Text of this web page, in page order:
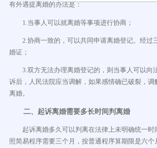
有外遇提离婚的办法是：
1.当事人可以就离婚等事项进行协商；
2.协商一致的，可以共同申请离婚登记。经过
婚证；
3.双方无法办理离婚登记的，则当事人可以向
诉后，人民法院应当调解，如果感情确已破裂，调
离婚。
二、起诉离婚需要多长时间判离婚
起诉离婚多久可以判离在法律上未明确统一时
照简易程序需要三个月，按普通程序算期限是六个